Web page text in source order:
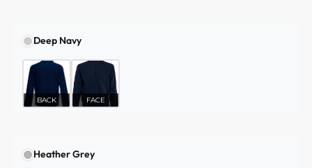
Deep Navy
BACK FACE
Heather Grey